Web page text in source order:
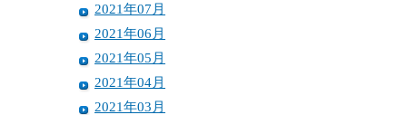
2021年07月
2021年06月
2021年05月
2021年04月
2021年03月